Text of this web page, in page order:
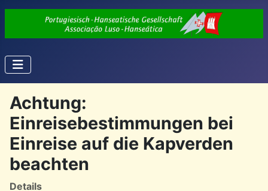
Achtung:
Einreisebestimmungen bei
Einreise auf die Kapverden
beachten
Details